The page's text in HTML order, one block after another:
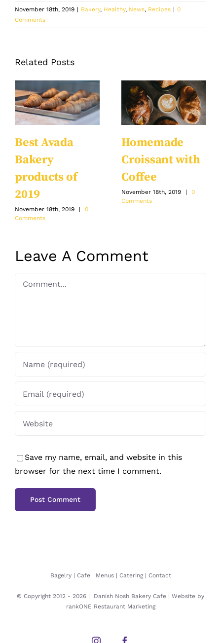
November 18th, 2019 | Bakery, Healthy, News, Recipes | 0
Comments
Related Posts
Best Avada
Bakery
products of
2019
November 18th, 2019 |
0
Comments
Homemade
Croissant with
Coffee
November 18th, 2019 |
0
Comments
Leave A Comment
Comment
Save my name, email, and website in this
browser for the next time I comment.
Bagelry| Cafe| Menus| Catering| Contact
© Copyright 2012 - 2026 | Danish Nosh Bakery Cafe | Website by
rankONE Restaurant Marketing
Instagram